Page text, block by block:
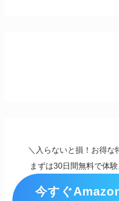
＼入らないと損！お得な
まずは30日間無料で体
今すぐ